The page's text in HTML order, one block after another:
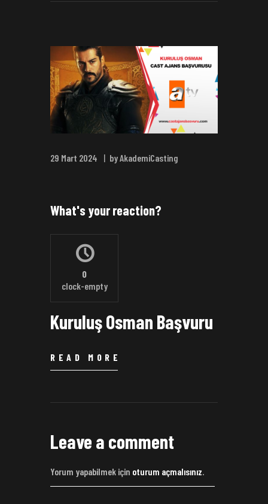
29 Mart 2024 by AkademiCasting
What's your reaction?
0
clock-empty
Kuruluş Osman Başvuru
READ MORE
Leave a comment
Yorum yapabilmek için oturum açmalısınız.